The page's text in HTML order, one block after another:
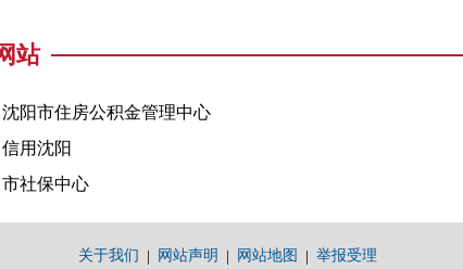
站
沈阳市住房公积金管理中心
信用沈阳
市社保中心
关于我们 网站声明 网站地图 举报受理